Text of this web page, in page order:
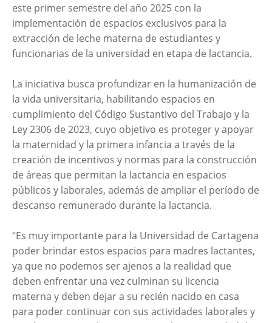
este primer semestre del año 2025 con la
implementación de espacios exclusivos para la
extracción de leche materna de estudiantes y
funcionarias de la universidad en etapa de lactancia.
La iniciativa busca profundizar en la humanización de
la vida universitaria, habilitando espacios en
cumplimiento del Código Sustantivo del Trabajo y la
Ley 2306 de 2023, cuyo objetivo es proteger y apoyar
la maternidad y la primera infancia a través de la
creación de incentivos y normas para la construcción
de áreas que permitan la lactancia en espacios
públicos y laborales, además de ampliar el período de
descanso remunerado durante la lactancia.
“Es muy importante para la Universidad de Cartagena
poder brindar estos espacios para madres lactantes,
ya que no podemos ser ajenos a la realidad que
deben enfrentar una vez culminan su licencia
materna y deben dejar a su recién nacido en casa
para poder continuar con sus actividades laborales y